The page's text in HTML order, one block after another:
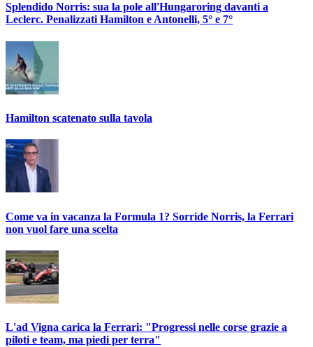
Splendido Norris: sua la pole all'Hungaroring davanti a
Leclerc. Penalizzati Hamilton e Antonelli, 5° e 7°
Hamilton scatenato sulla tavola
Come va in vacanza la Formula 1? Sorride Norris, la Ferrari
non vuol fare una scelta
L'ad Vigna carica la Ferrari: "Progressi nelle corse grazie a
piloti e team, ma piedi per terra"